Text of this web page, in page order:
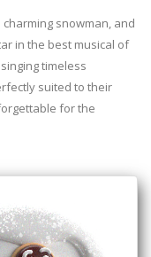
charming snowman, and
in the best musical of
timeless
suited to their
for the